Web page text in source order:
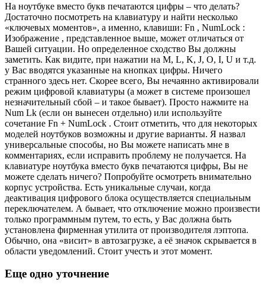
На ноутбуке вместо букв печатаются цифры – что делать?
Достаточно посмотреть на клавиатуру и найти несколько
«ключевых моментов», а именно, клавиши: Fn , NumLock :
Изображение , представленное выше, может отличаться от
Вашей ситуации. Но определенное сходство Вы должны
заметить. Как видите, при нажатии на M, L, K, J, O, I, U и т.д.
у Вас вводятся указанные на кнопках цифры. Ничего
странного здесь нет. Скорее всего, Вы нечаянно активировали
режим цифровой клавиатуры (а может в системе произошел
незначительный сбой – и такое бывает). Просто нажмите на
Num Lk (если он вынесен отдельно) или используйте
сочетание Fn + NumLock . Стоит отметить, что для некоторых
моделей ноутбуков возможны и другие варианты. Я назвал
универсальные способы, но Вы можете написать мне в
комментариях, если исправить проблему не получается. На
клавиатуре ноутбука вместо букв печатаются цифры, Вы не
можете сделать ничего? Попробуйте осмотреть внимательно
корпус устройства. Есть уникальные случаи, когда
деактивация цифрового блока осуществляется специальным
переключателем. А бывает, что отключение можно произвести
только программным путем, то есть, у Вас должна быть
установлена фирменная утилита от производителя лэптопа.
Обычно, она «висит» в автозагрузке, а её значок скрывается в
области уведомлений. Стоит учесть и этот момент.
Еще одно уточнение